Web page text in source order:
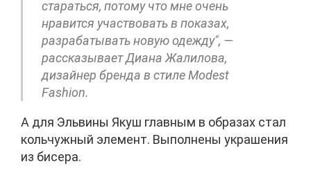
стараться, потому что мне очень
нравится участвовать в показах,
разрабатывать новую одежду", —
рассказывает Диана Жалилова,
дизайнер бренда в стиле Modest
Fashion.
А для Эльвины Якуш главным в образах стал
кольчужный элемент. Выполнены украшения
из бисера.